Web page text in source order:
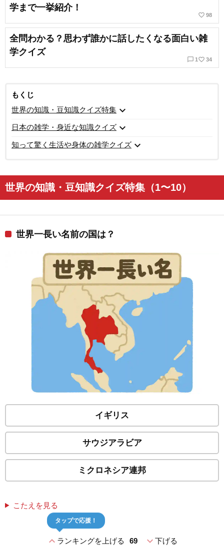
学まで一挙紹介！
favorite_border 98
全問わかる？思わず誰かに話したくなる面白い雑
学クイズ
chat_bubble_outline 1 favorite_border 34
もくじ
世界の知識・豆知識クイズ特集 expand_more
日本の雑学・身近な知識クイズ expand_more
知って驚く生活や身体の雑学クイズ expand_more
世界の知識・豆知識クイズ特集（1〜10）
世界一長い名前の国は？
イギリス
サウジアラビア
ミクロネシア連邦
こたえを見る
expand_lessランキングを上げる 69
タップで応援！
expand_more下げる